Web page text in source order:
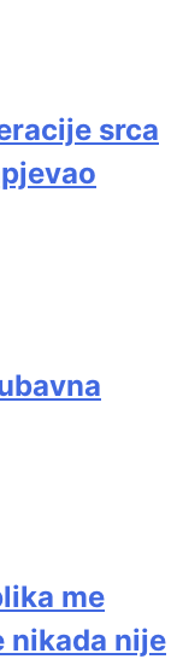
srca
me
nikada nije